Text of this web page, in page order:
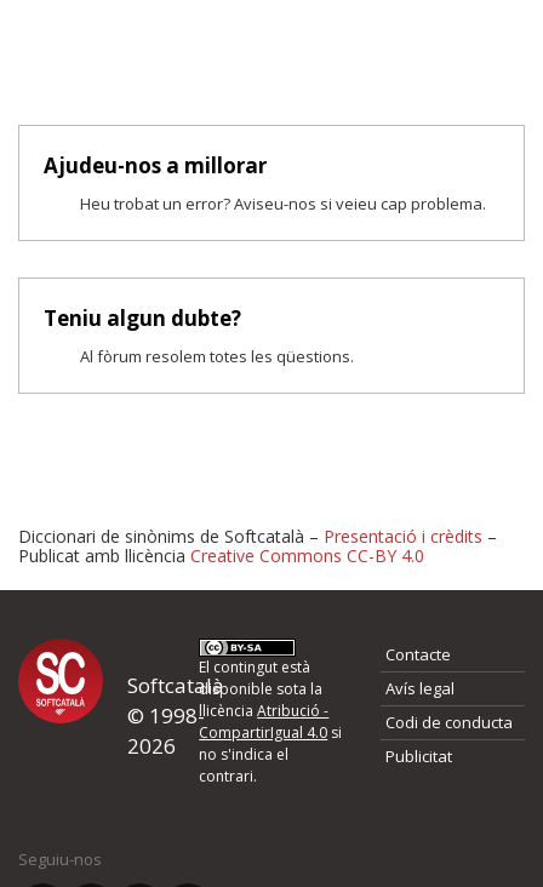
Ajudeu-nos a millorar
Heu trobat un error? Aviseu-nos si veieu cap problema.
Teniu algun dubte?
Al fòrum resolem totes les qüestions.
Proposeu-nos millores o
d'errors
Si heu trobat un error o voleu proposar alguna millora, ompliu els
quina és la millora que proposeu o l'error del qual voleu informar-
Diccionari de sinònims de Softcatalà – Presentació i crèdits –
Publicat amb llicència Creative Commons CC-BY 4.0
Softcatalà
© 1998-
2026
El contingut està
disponible sota la
llicènciaAtribució -
CompartirIgual 4.0 si
no s'indica el
contrari.
Contacte
Avís legal
Codi de conducta
Publicitat
Seguiu-nos